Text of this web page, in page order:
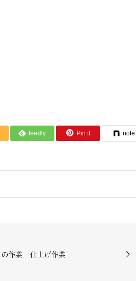
feedly Pin it note
の作業 仕上げ作業